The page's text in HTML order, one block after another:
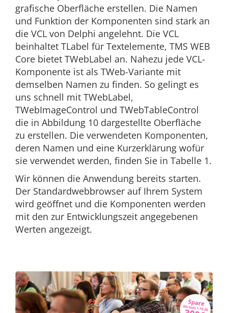
grafische Oberfläche erstellen. Die Namen
und Funktion der Komponenten sind stark an
die VCL von Delphi angelehnt. Die VCL
beinhaltet TLabel für Textelemente, TMS WEB
Core bietet TWebLabel an. Nahezu jede VCL-
Komponente ist als TWeb-Variante mit
demselben Namen zu finden. So gelingt es
uns schnell mit TWebLabel,
TWebImageControl und TWebTableControl
die in Abbildung 10 dargestellte Oberfläche
zu erstellen. Die verwendeten Komponenten,
deren Namen und eine Kurzerklärung wofür
sie verwendet werden, finden Sie in Tabelle 1.
Wir können die Anwendung bereits starten.
Der Standardwebbrowser auf Ihrem System
wird geöffnet und die Komponenten werden
mit den zur Entwicklungszeit angegebenen
Werten angezeigt.